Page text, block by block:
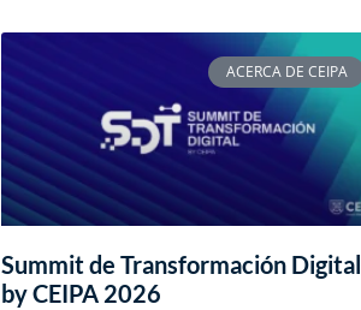
ACERCA DE CEIPA
Summit de Transformación Digital
by CEIPA 2026